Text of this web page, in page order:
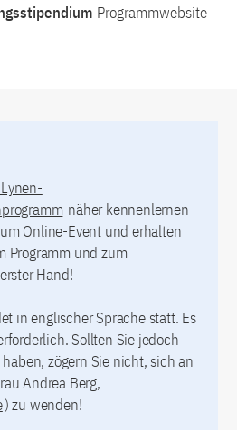
Programmwebsite
näher kennenlernen
Online-Event und erhalten
Programm und zum
Hand!
in englischer Sprache statt. Es
Sollten Sie jedoch
zögern Sie nicht, sich an
Andrea Berg,
) zu wenden!